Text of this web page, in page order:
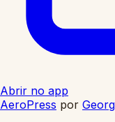
Abrir no app
AeroPress por